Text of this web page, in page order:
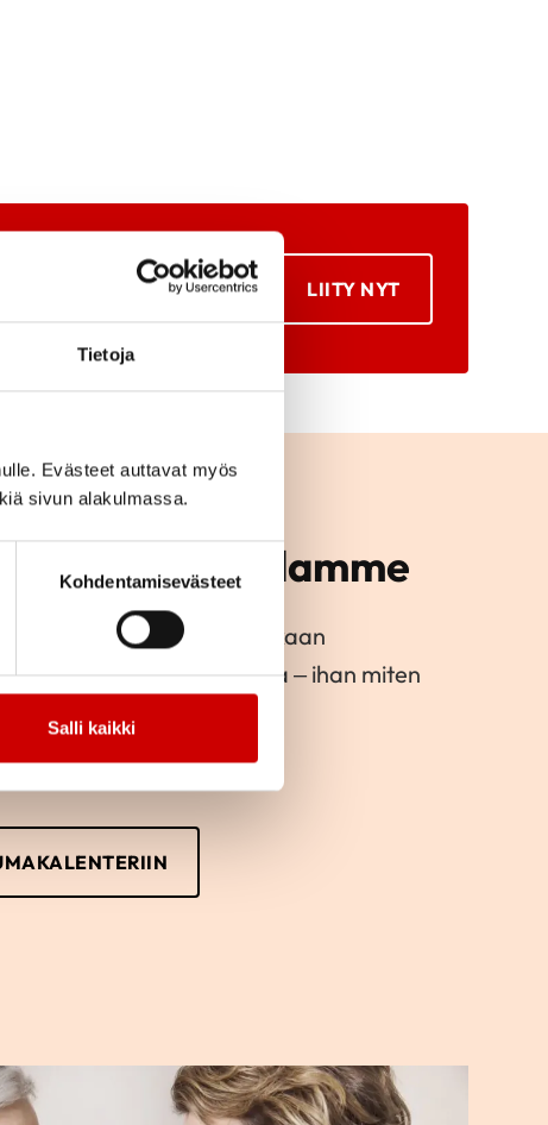
Tietoja
Evästeet auttavat myös
sivun alakulmassa.
Kohdentamisevästeet
Salli kaikki
LIITY NYT
alueellamme
toimintaan ja lähde mukaan
järjestämään toimintaa – ihan miten